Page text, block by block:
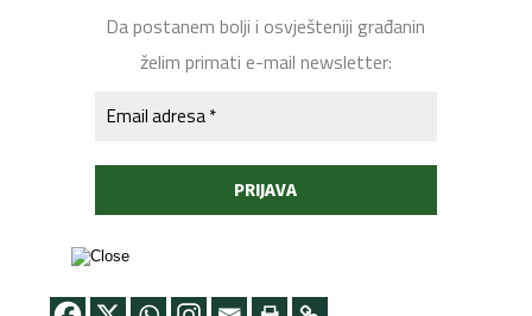
Da postanem bolji i osvješteniji građanin
želim primati e-mail newsletter: